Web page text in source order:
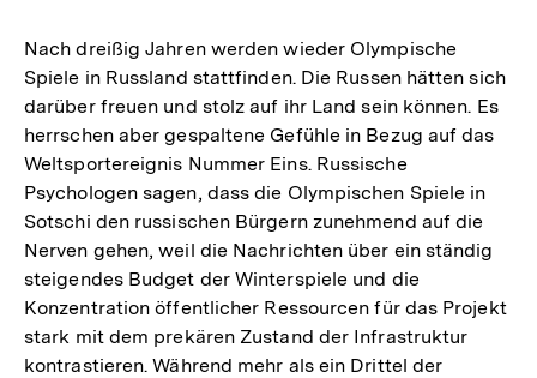
Nach dreißig Jahren werden wieder Olympische
Spiele in Russland stattfinden. Die Russen hätten sich
darüber freuen und stolz auf ihr Land sein können. Es
herrschen aber gespaltene Gefühle in Bezug auf das
Weltsportereignis Nummer Eins. Russische
Psychologen sagen, dass die Olympischen Spiele in
Sotschi den russischen Bürgern zunehmend auf die
Nerven gehen, weil die Nachrichten über ein ständig
steigendes Budget der Winterspiele und die
Konzentration öffentlicher Ressourcen für das Projekt
stark mit dem prekären Zustand der Infrastruktur
kontrastieren. Während mehr als ein Drittel der